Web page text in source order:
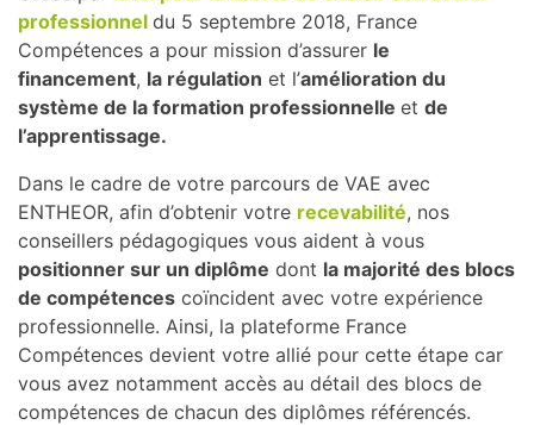
professionnel du 5 septembre 2018, France
Compétences a pour mission d’assurer le
financement, la régulation et l’amélioration du
système de la formation professionnelle et de
l’apprentissage.
Dans le cadre de votre parcours de VAE avec
ENTHEOR, afin d’obtenir votre recevabilité, nos
conseillers pédagogiques vous aident à vous
positionner sur un diplôme dont la majorité des blocs
de compétences coïncident avec votre expérience
professionnelle. Ainsi, la plateforme France
Compétences devient votre allié pour cette étape car
vous avez notamment accès au détail des blocs de
compétences de chacun des diplômes référencés.